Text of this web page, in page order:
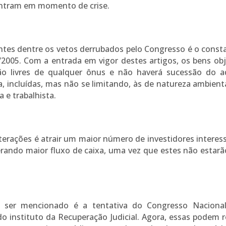
em momento de crise.
dentre os vetos derrubados pelo Congresso é o
2005. Com a entrada em vigor destes artigos, os bens
livres de qualquer ônus e não haverá sucessão do
incluídas, mas não se limitando, às de natureza
e trabalhista.
é atrair um maior número de investidores
maior fluxo de caixa, uma vez que estes não
mencionado é a tentativa do Congresso
instituto da Recuperação Judicial. Agora, essas podem